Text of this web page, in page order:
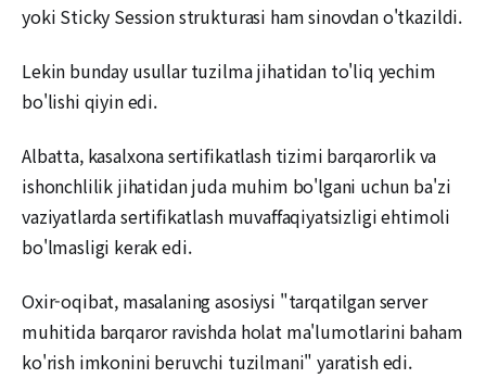
yoki Sticky Session strukturasi ham sinovdan o'tkazildi.
Lekin bunday usullar tuzilma jihatidan to'liq yechim
bo'lishi qiyin edi.
Albatta, kasalxona sertifikatlash tizimi barqarorlik va
ishonchlilik jihatidan juda muhim bo'lgani uchun ba'zi
vaziyatlarda sertifikatlash muvaffaqiyatsizligi ehtimoli
bo'lmasligi kerak edi.
Oxir-oqibat, masalaning asosiysi "tarqatilgan server
muhitida barqaror ravishda holat ma'lumotlarini baham
ko'rish imkonini beruvchi tuzilmani" yaratish edi.